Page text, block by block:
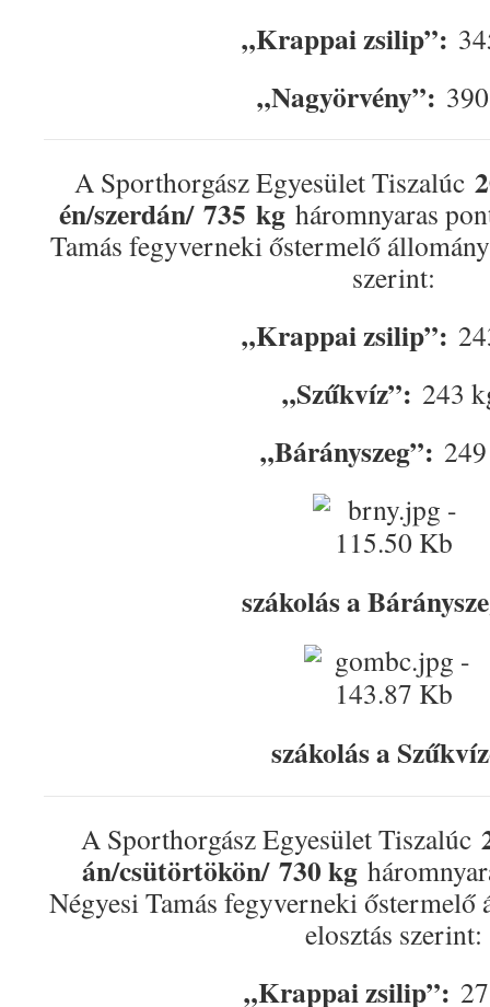
„Krappai zsilip”:
„Nagyörvény”:
A Sporthorgász Egyesület Tiszalúc
én/szerdán/ 735 kgháromnyaras
Tamás fegyverneki őstermelő
szerint:
„Krappai zsilip”:
„Szűkvíz”: 243
„Bárányszeg”:
szákolás a
szákolás a
A Sporthorgász Egyesület Tiszalúc
án/csütörtökön/ 730 kg
Négyesi Tamás fegyverneki őstermelő
elosztás szerint:
„Krappai zsilip”: